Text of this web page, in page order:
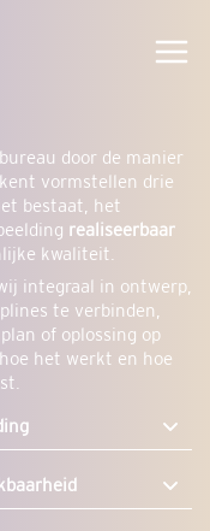
door de manier
vormstellen drie
bestaat, het
realiseerbaar
kwaliteit.
integraal in ontwerp,
te verbinden,
of oplossing op
het werkt en hoe